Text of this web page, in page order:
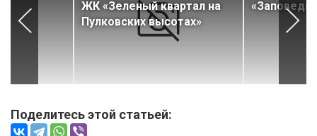
ЖК «Зеленый квартал на
Пулковских высотах»
Поделитесь этой статьей: